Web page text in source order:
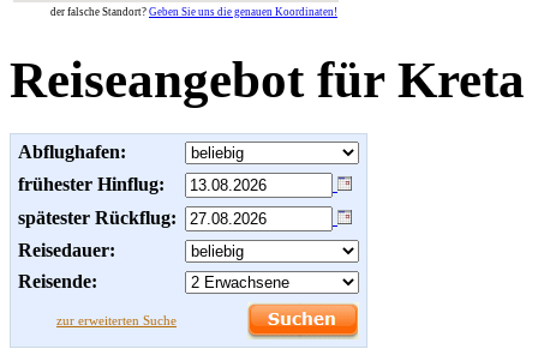
der falsche Standort? Geben Sie uns die genauen Koordinaten!
Reiseangebot für Kreta
Abflughafen:
frühester Hinflug:
spätester Rückflug:
Reisedauer:
Reisende:
zur erweiterten Suche